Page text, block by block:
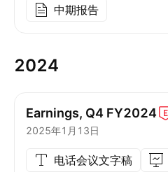
中期报告
2024
Earnings, Q4 FY2024
2025年1月13日
电话会议文字稿